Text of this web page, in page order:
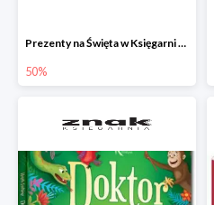
Prezenty na Święta w Księgarni Znak -50%
50%